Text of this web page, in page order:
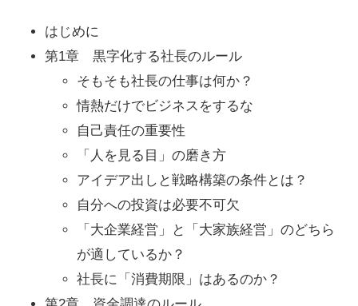
はじめに
第1章 黒字化する社長のルール
そもそも社長の仕事は何か？
情熱だけでビジネスをするな
自己責任の重要性
「人を見る目」の磨き方
アイデア出しと戦略構築の条件とは？
自分への投資は必要不可欠
「大企業経営」と「大家族経営」のどちら
が適しているか？
社長に「消費期限」はあるのか？